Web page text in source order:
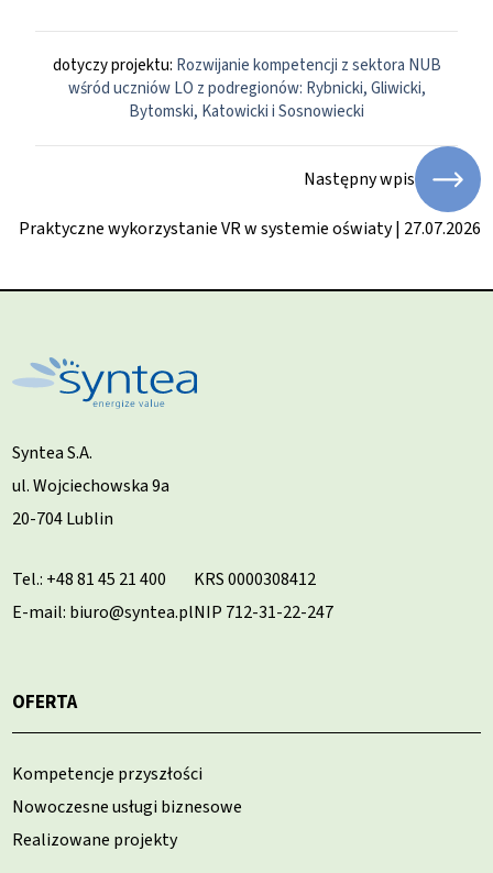
dotyczy projektu: Rozwijanie kompetencji z sektora NUB
wśród uczniów LO z podregionów: Rybnicki, Gliwicki,
Bytomski, Katowicki i Sosnowiecki
Następny wpis
Praktyczne wykorzystanie VR w systemie oświaty | 27.07.2026
Syntea S.A.
ul. Wojciechowska 9a
20-704 Lublin
Tel.: +48 81 45 21 400
E-mail: biuro@syntea.pl
KRS 0000308412
NIP 712-31-22-247
OFERTA
Kompetencje przyszłości
Nowoczesne usługi biznesowe
Realizowane projekty